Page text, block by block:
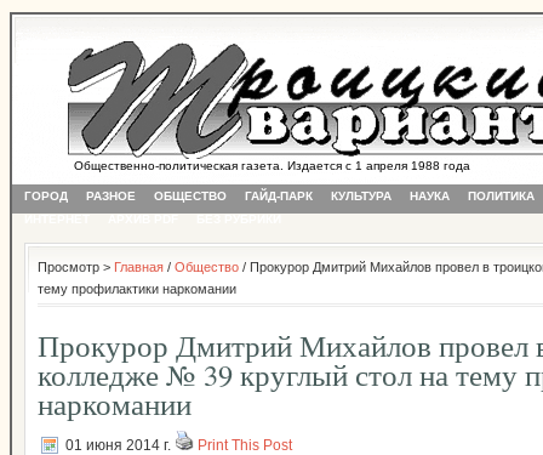
Общественно-политическая газета. Издается с 1 апреля 1988 года
ГОРОД РАЗНОЕ ОБЩЕСТВО ГАЙД-ПАРК КУЛЬТУРА НАУКА
ПОЛИТИКА
Просмотр > Главная / Общество / Прокурор Дмитрий Михайлов провел в
тему профилактики наркомании
Прокурор Дмитрий Михайлов провел
колледже № 39 круглый стол на тему
наркомании
01 июня 2014 г.
Print This Post